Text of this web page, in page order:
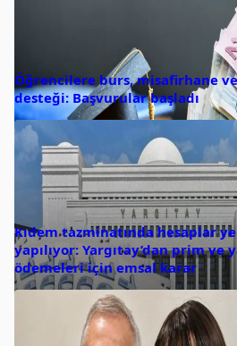
Öğrencilere burs, misafirhane
desteği: Başvurular başladı
Kıdem tazminatında hesaplar
yapılıyor: Yargıtay’dan prim ve
ödemeleri için emsal karar